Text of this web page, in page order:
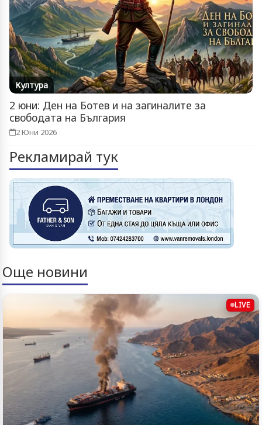
Култура
2 юни: Ден на Ботев и на загиналите за
свободата на България
2 Юни 2026
Рекламирай тук
Още новини
LIVE